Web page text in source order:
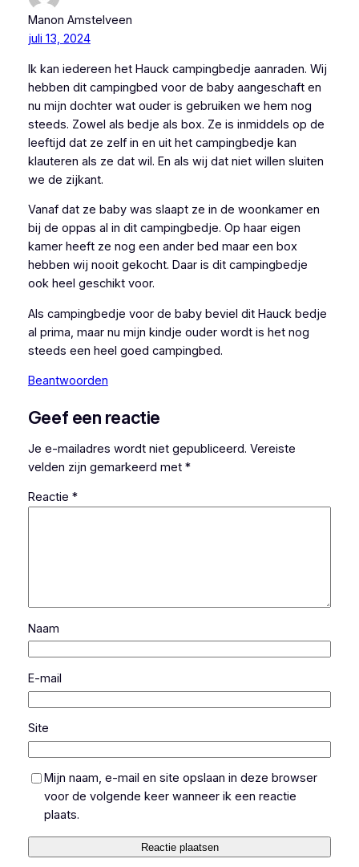
Manon Amstelveen
juli 13, 2024
Ik kan iedereen het Hauck campingbedje aanraden. Wij
hebben dit campingbed voor de baby aangeschaft en
nu mijn dochter wat ouder is gebruiken we hem nog
steeds. Zowel als bedje als box. Ze is inmiddels op de
leeftijd dat ze zelf in en uit het campingbedje kan
klauteren als ze dat wil. En als wij dat niet willen sluiten
we de zijkant.
Vanaf dat ze baby was slaapt ze in de woonkamer en
bij de oppas al in dit campingbedje. Op haar eigen
kamer heeft ze nog een ander bed maar een box
hebben wij nooit gekocht. Daar is dit campingbedje
ook heel geschikt voor.
Als campingbedje voor de baby beviel dit Hauck bedje
al prima, maar nu mijn kindje ouder wordt is het nog
steeds een heel goed campingbed.
Beantwoorden
Geef een reactie
Je e-mailadres wordt niet gepubliceerd. Vereiste
velden zijn gemarkeerd met *
Reactie *
Naam
E-mail
Site
Mijn naam, e-mail en site opslaan in deze browser
voor de volgende keer wanneer ik een reactie
plaats.